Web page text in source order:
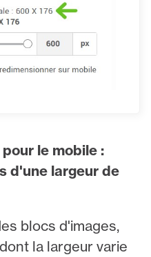
le mobile :
d'une largeur de
blocs d'images,
la largeur varie